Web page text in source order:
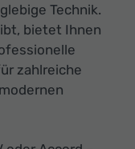
Technik.
bietet Ihnen
zahlreiche